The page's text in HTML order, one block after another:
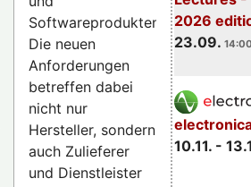
2026
23.09.
10.11. -
Softwareprodukten.
Die neuen
Anforderungen
betreffen dabei
nicht nur
Hersteller, sondern
auch Zulieferer
und Dienstleister